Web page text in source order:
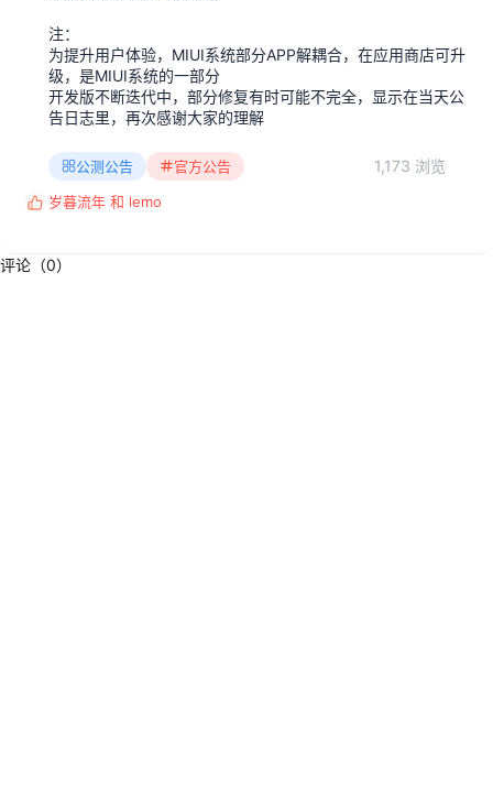
注：
为提升用户体验，MIUI系统部分APP解耦合，在应用商店可升
级，是MIUI系统的一部分
开发版不断迭代中，部分修复有时可能不完全，显示在当天公
告日志里，再次感谢大家的理解
公测公告 官方公告 1,173 浏览
反 岁暮流年 和 lemoㅤ
评论（0）